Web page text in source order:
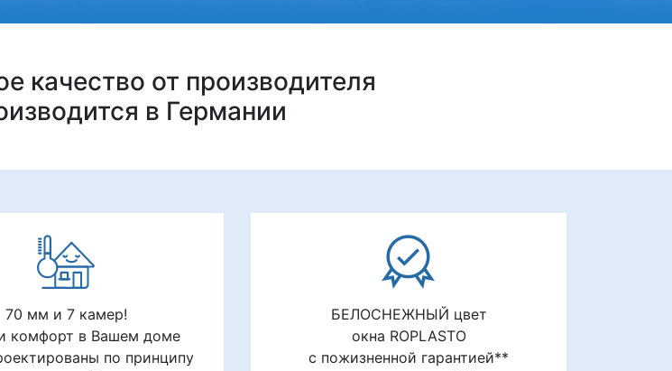
качество от производителя
в Германии
70 мм и 7 камер!
комфорт в Вашем доме
по принципу
БЕЛОСНЕЖНЫЙ цвет
окна ROPLASTO
с пожизненной гарантией**